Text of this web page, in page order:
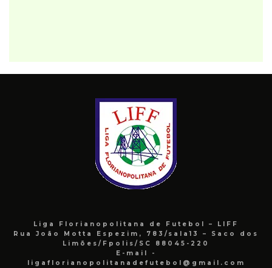
Liga Florianopolitana de Futebol – LIFF
Rua João Motta Espezim, 783/sala13 – Saco dos
Limões/Fpolis/SC 88045-220
E-mail -
ligaflorianopolitanadefutebol@gmail.com